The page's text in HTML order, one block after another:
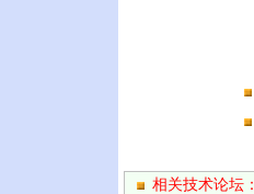
相关技术论坛：